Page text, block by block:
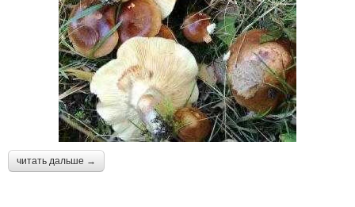
читать дальше →